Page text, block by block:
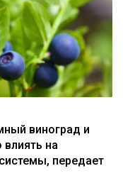
виноград и
на
передает